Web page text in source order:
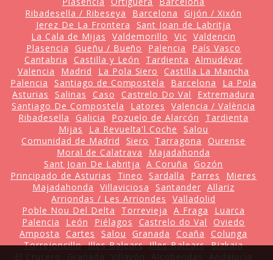
Ribadesella / Ribeseya
Barcelona
Gijón / Xixón
Jerez De La Frontera
Sant Joan de Labritja
La Cala de Mijas
Valdemorillo Vic Valdencin
Plasencia
Gueñu / Bueño Palencia
País Vasco
Cantabria
Castilla y León Tardienta
Almudévar
Valencia
Madrid La Pola Siero
Castilla La Mancha
Palencia
Santiago de Compostela Barcelona
La Pola
Asturias
Salinas Caso Castrelo Do Val
Extremadura
Santiago De Compostela
Latores
Valencia / València
Ribadesella
Galicia Pozuelo de Alarcón
Tardienta
Mijas
La Revuelta'l Coche
Salou
Comunidad de Madrid
Siero Tarragona
Ourense
Moral de Calatrava
Majadahonda
Sant Joan De Labritja
A Coruña
Gozón
Principado de Asturias
Tineo Sardalla Parres
Mieres
Majadahonda
Villaviciosa Santander Allariz
Arriondas / Les Arriondes
Valladolid
Poble Nou Del Delta
Torrevieja A Fraga
Luarca
Palencia
León Piélagos Castrelo do Val
Oviedo
Amposta
Cartes Salou Granada Coaña
Colunga
Torrejoncillo Illes Balears Illes Balears Bizkaia